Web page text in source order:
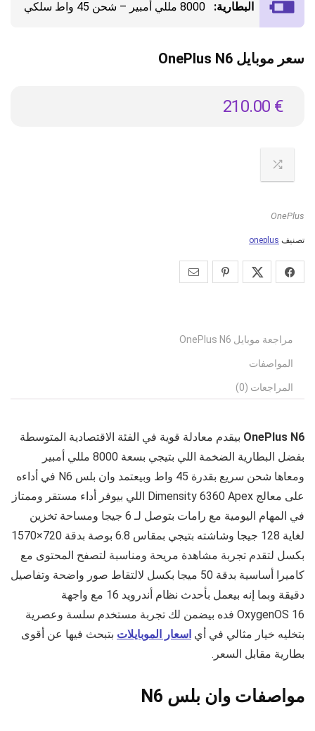
البطارية: 8000 مللي أمبير – شحن 45 واط سلكي
سعر موبايل OnePlus N6
€
210.00
OnePlus
تصنيف oneplus
مراجعة موبايل OnePlus N6
المواصفات
المراجعات (0)
OnePlus N6 بيقدم معادلة قوية في الفئة الاقتصادية المتوسطة
بفضل البطارية الضخمة اللي بتيجي بسعة 8000 مللي أمبير
ومعاها شحن سريع بقدرة 45 واط وبيعتمد وان بلس N6 في أداءه
على معالج Dimensity 6360 Apex اللي بيوفر أداء مستقر وممتاز
في المهام اليومية مع رامات بتوصل لـ 6 جيجا ومساحة تخزين
لغاية 128 جيجا وشاشته بتيجي بمقاس 6.8 بوصة بدقة 720×1570
بكسل لتقدم تجربة مشاهدة مريحة ومناسبة لتصفح المحتوى مع
كاميرا أساسية بدقة 50 ميجا بكسل لالتقاط صور واضحة وتفاصيل
دقيقة وبما إنه بيعمل بأحدث نظام أندرويد 16 مع واجهة
OxygenOS 16 فده بيضمن لك تجربة مستخدم سلسة وعصرية
بتخليه خيار مثالي في أي اسعار الموبايلات بتبحث فيها عن أقوى
بطارية مقابل السعر.
مواصفات وان بلس N6